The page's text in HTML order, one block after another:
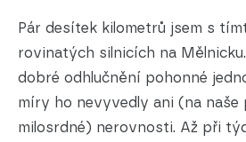
Pár desítek kilometrů jsem s
rovinatých silnicích na
dobré odhlučnění pohonné
míry ho nevyvedly ani (na naše
milosrdné) nerovnosti. Až při